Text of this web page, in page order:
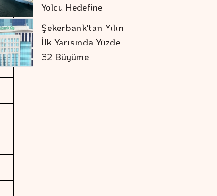
Yolcu Hedefine
İlerliyor
Şekerbank'tan Yılın
İlk Yarısında Yüzde
32 Büyüme